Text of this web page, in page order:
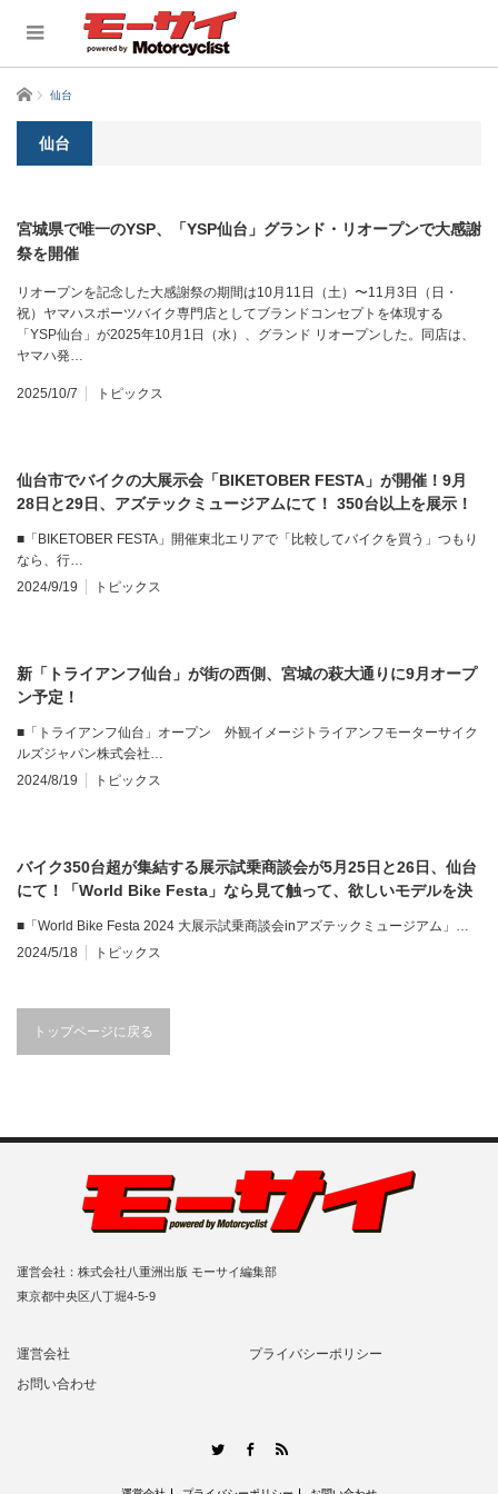
ホーム 仙台
仙台
宮城県で唯一のYSP、「YSP仙台」グランド・リオープンで大感謝
祭を開催
リオープンを記念した大感謝祭の期間は10月11日（土）〜11月3日（日・
祝）ヤマハスポーツバイク専門店としてブランドコンセプトを体現する
「YSP仙台」が2025年10月1日（水）、グランド リオープンした。同店は、
ヤマハ発…
2025/10/7 トピックス
仙台市でバイクの大展示会「BIKETOBER FESTA」が開催！9月
28日と29日、アズテックミュージアムにて！ 350台以上を展示！
■「BIKETOBER FESTA」開催東北エリアで「比較してバイクを買う」つもり
なら、行…
2024/9/19
トピックス
新「トライアンフ仙台」が街の西側、宮城の萩大通りに9月オープ
ン予定！
■「トライアンフ仙台」オープン 外観イメージトライアンフモーターサイク
ルズジャパン株式会社…
2024/8/19
トピックス
バイク350台超が集結する展示試乗商談会が5月25日と26日、仙台
にて！「World Bike Festa」なら見て触って、欲しいモデルを決
■「World Bike Festa 2024 大展示試乗商談会inアズテックミュージアム」…
2024/5/18
トピックス
トップページに戻る
運営会社：株式会社八重洲出版 モーサイ編集部
東京都中央区八丁堀4-5-9
運営会社
プライバシーポリシー
お問い合わせ
TwitterFacebook